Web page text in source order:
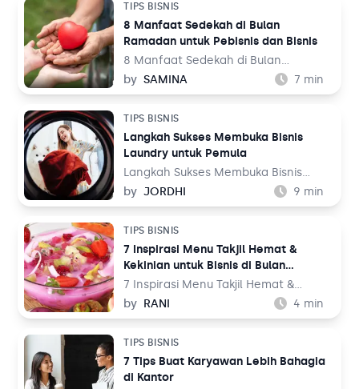
konsumen akibat COVID-19.
pengguna internet di Indonesia
merupakan pengguna WhatsApp.
WhatsApp sendiri pada dasarnya
bukan hanya bisa dijadikan sebagai
media komunikasi saja, melainkan
platform untuk melakukan
makanan, seperti yang dilakukan
oleh Digiresto.
TIPS BISNIS
8 Manfaat Sedekah di Bulan
Ramadan untuk Pebisnis dan Bisnis
8 Manfaat Sedekah di Bulan
Ramadan untuk Pebisnis dan
Kesuksesan Usaha – Bulan Ramadan
terutama bagi warga Indonesia yang
sebagian besar penduduknya
menganut kepercayaan Islam.
by SAMINA 7 min
TIPS BISNIS
Langkah Sukses Membuka Bisnis
Laundry untuk Pemula
Langkah Sukses Membuka Bisnis
Laundry untuk Pemula – Laundry
adalah salah satu usaha yang bisa
terbilang cukup sustain karena
permintaan yang selalu tinggi,
terlebih lagi jika Anda konsisten
memberikan pelayanan terbaik.
by JORDHI 9 min
TIPS BISNIS
7 Inspirasi Menu Takjil Hemat &
Kekinian untuk Bisnis di Bulan
Ramadan
7 Inspirasi Menu Takjil Hemat &
Kekinian untuk Bisnis di Bulan
Ramadan – Ibadah puasa di bulan
namanya takjil. Karena selama bulan
Ramadan, paket makanan ini menjadi
salah satu produk yang paling dicari
by RANI 4 min
TIPS BISNIS
7 Tips Buat Karyawan Lebih Bahagia
di Kantor